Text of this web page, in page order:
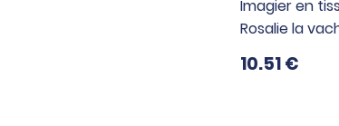
Imagier en
Rosalie la
10.51€